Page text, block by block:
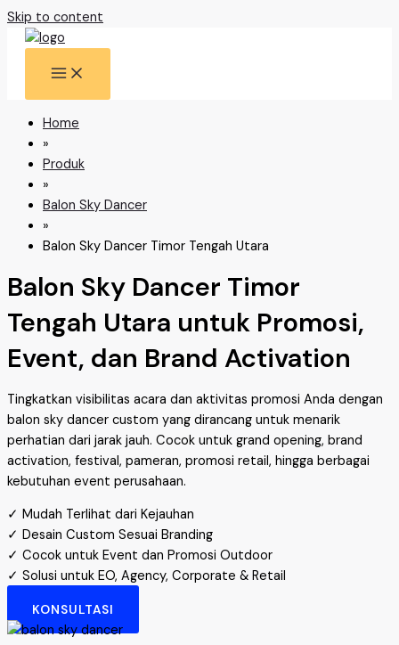
Skip to content
Home
»
Produk
»
Balon Sky Dancer
»
Balon Sky Dancer Timor Tengah Utara
Balon Sky Dancer Timor
Tengah Utara untuk Promosi,
Event, dan Brand Activation
Tingkatkan visibilitas acara dan aktivitas promosi Anda dengan
balon sky dancer custom yang dirancang untuk menarik
perhatian dari jarak jauh. Cocok untuk grand opening, brand
activation, festival, pameran, promosi retail, hingga berbagai
kebutuhan event perusahaan.
✓ Mudah Terlihat dari Kejauhan
✓ Desain Custom Sesuai Branding
✓ Cocok untuk Event dan Promosi Outdoor
✓ Solusi untuk EO, Agency, Corporate & Retail
KONSULTASI